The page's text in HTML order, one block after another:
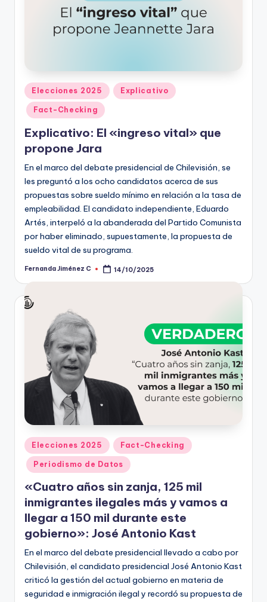
Publicado
en
Elecciones 2025 Explicativo
Fact-Checking
Explicativo: El «ingreso vital» que
propone Jara
En el marco del debate presidencial de Chilevisión, se
les preguntó a los ocho candidatos acerca de sus
propuestas sobre sueldo mínimo en relación a la tasa de
empleabilidad. El candidato independiente, Eduardo
Artés, interpeló a la abanderada del Partido Comunista
por haber eliminado, supuestamente, la propuesta de
sueldo vital de su programa.
Publicado
Fernanda Jiménez C 14/10/2025
Publicado
en
Elecciones 2025 Fact-Checking
Periodismo de Datos
«Cuatro años sin zanja, 125 mil
inmigrantes ilegales más y vamos a
llegar a 150 mil durante este
gobierno»: José Antonio Kast
En el marco del debate presidencial llevado a cabo por
Chilevisión, el candidato presidencial José Antonio Kast
criticó la gestión del actual gobierno en materia de
seguridad e inmigración ilegal y recordó su propuesta de